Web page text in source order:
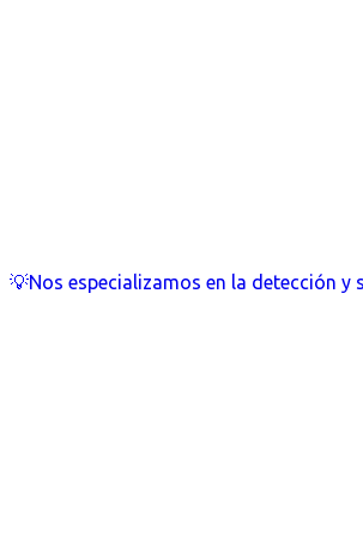
💡Nos especializamos en la detección y